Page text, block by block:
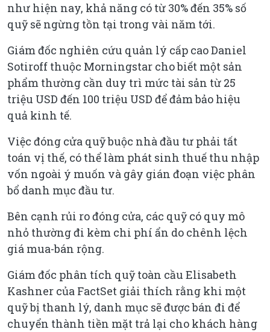
như hiện nay, khả năng có từ 30% đến 35% số
quỹ sẽ ngừng tồn tại trong vài năm tới.
Giám đốc nghiên cứu quản lý cấp cao Daniel
Sotiroff thuộc Morningstar cho biết một sản
phẩm thường cần duy trì mức tài sản từ 25
triệu USD đến 100 triệu USD để đảm bảo hiệu
quả kinh tế.
Việc đóng cửa quỹ buộc nhà đầu tư phải tất
toán vị thế, có thể làm phát sinh thuế thu nhập
vốn ngoài ý muốn và gây gián đoạn việc phân
bổ danh mục đầu tư.
Bên cạnh rủi ro đóng cửa, các quỹ có quy mô
nhỏ thường đi kèm chi phí ẩn do chênh lệch
giá mua-bán rộng.
Giám đốc phân tích quỹ toàn cầu Elisabeth
Kashner của FactSet giải thích rằng khi một
quỹ bị thanh lý, danh mục sẽ được bán đi để
chuyển thành tiền mặt trả lại cho khách hàng